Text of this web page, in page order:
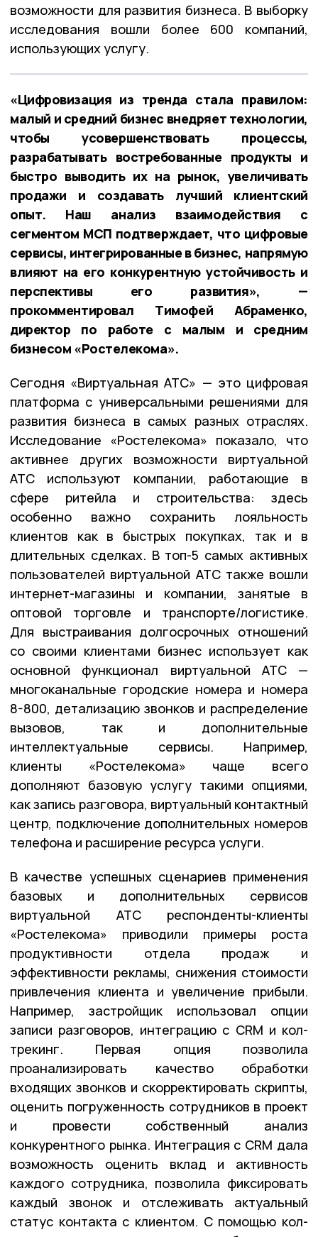
возможности для развития бизнеса. В выборку
исследования вошли более 600 компаний,
использующих услугу.
«Цифровизация из тренда стала правилом:
малый и средний бизнес внедряет технологии,
чтобы усовершенствовать процессы,
разрабатывать востребованные продукты и
быстро выводить их на рынок, увеличивать
продажи и создавать лучший клиентский
опыт. Наш анализ взаимодействия с
сегментом МСП подтверждает, что цифровые
сервисы, интегрированные в бизнес, напрямую
влияют на его конкурентную устойчивость и
перспективы его развития», —
прокомментировал Тимофей Абраменко,
директор по работе с малым и средним
бизнесом «Ростелекома».
Сегодня «Виртуальная АТС» — это цифровая
платформа с универсальными решениями для
развития бизнеса в самых разных отраслях.
Исследование «Ростелекома» показало, что
активнее других возможности виртуальной
АТС используют компании, работающие в
сфере ритейла и строительства: здесь
особенно важно сохранить лояльность
клиентов как в быстрых покупках, так и в
длительных сделках. В топ-5 самых активных
пользователей виртуальной АТС также вошли
интернет-магазины и компании, занятые в
оптовой торговле и транспорте/логистике.
Для выстраивания долгосрочных отношений
со своими клиентами бизнес использует как
основной функционал виртуальной АТС —
многоканальные городские номера и номера
8-800, детализацию звонков и распределение
вызовов, так и дополнительные
интеллектуальные сервисы. Например,
клиенты «Ростелекома» чаще всего
дополняют базовую услугу такими опциями,
как запись разговора, виртуальный контактный
центр, подключение дополнительных номеров
телефона и расширение ресурса услуги.
В качестве успешных сценариев применения
базовых и дополнительных сервисов
виртуальной АТС респонденты-клиенты
«Ростелекома» приводили примеры роста
продуктивности отдела продаж и
эффективности рекламы, снижения стоимости
привлечения клиента и увеличение прибыли.
Например, застройщик использовал опции
записи разговоров, интеграцию с CRM и кол-
трекинг. Первая опция позволила
проанализировать качество обработки
входящих звонков и скорректировать скрипты,
оценить погруженность сотрудников в проект
и провести собственный анализ
конкурентного рынка. Интеграция с CRM дала
возможность оценить вклад и активность
каждого сотрудника, позволила фиксировать
каждый звонок и отслеживать актуальный
статус контакта с клиентом. С помощью кол-